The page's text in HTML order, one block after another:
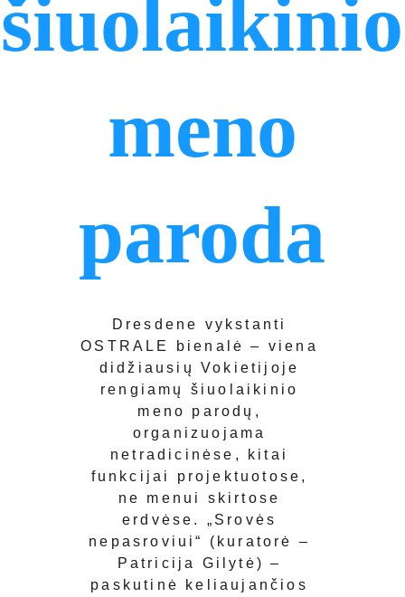
šiuolaikinio
meno
paroda
Dresdene vykstanti
OSTRALE bienalė – viena
didžiausių Vokietijoje
rengiamų šiuolaikinio
meno parodų,
organizuojama
netradicinėse, kitai
funkcijai projektuotose,
ne menui skirtose
erdvėse. „Srovės
nepasroviui“ (kuratorė –
Patricija Gilytė) –
paskutinė keliaujančios